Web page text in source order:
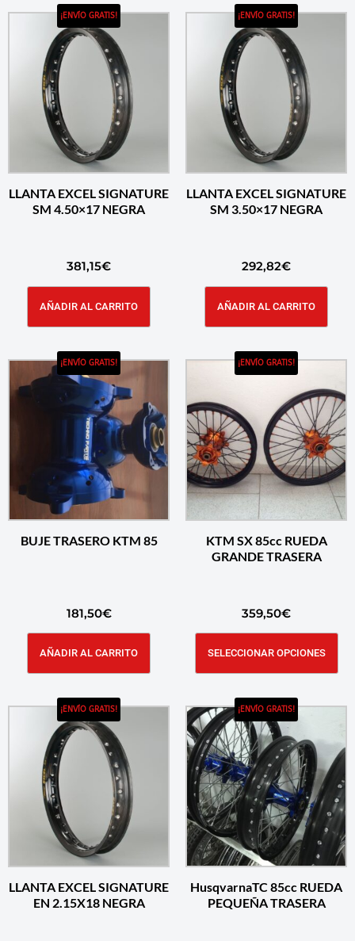
¡ENVÍO GRATIS!
LLANTA EXCEL SIGNATURE
SM 4.50×17 NEGRA
381,15€
AÑADIR AL CARRITO
¡ENVÍO GRATIS!
LLANTA EXCEL SIGNATURE
SM 3.50×17 NEGRA
292,82€
AÑADIR AL CARRITO
¡ENVÍO GRATIS!
BUJE TRASERO KTM 85
181,50€
AÑADIR AL CARRITO
¡ENVÍO GRATIS!
KTM SX 85cc RUEDA
GRANDE TRASERA
359,50€
SELECCIONAR OPCIONES
¡ENVÍO GRATIS!
LLANTA EXCEL SIGNATURE
EN 2.15X18 NEGRA
¡ENVÍO GRATIS!
HusqvarnaTC 85cc RUEDA
PEQUEÑA TRASERA